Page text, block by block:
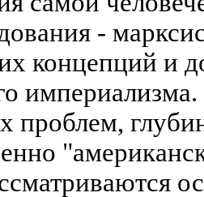
-
концепций и
проблем,